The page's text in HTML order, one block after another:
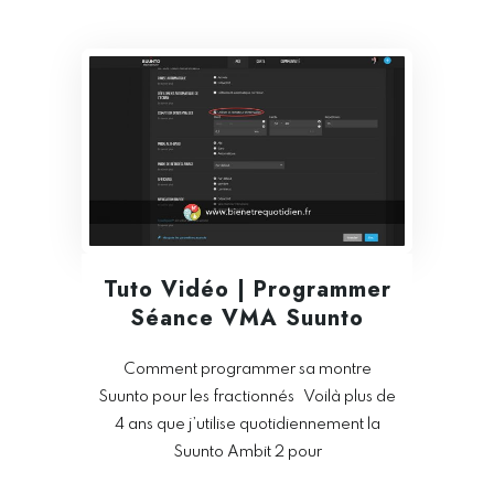
Tuto Vidéo | Programmer
Séance VMA Suunto
Comment programmer sa montre
Suunto pour les fractionnés Voilà plus de
4 ans que j’utilise quotidiennement la
Suunto Ambit 2 pour